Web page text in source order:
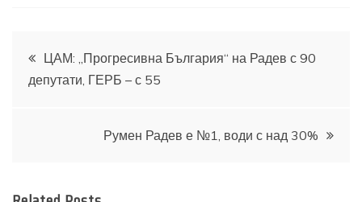
Навигация
ЦАМ: „Прогресивна България“ на Радев с 90
депутати, ГЕРБ – с 55
Румен Радев е №1, води с над 30%